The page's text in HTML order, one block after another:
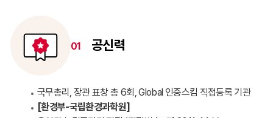
01 공신력
국무총리, 장관 표창 총 6회, Global 인증스킴 직접등록 기관
[환경부-국립환경과학원]